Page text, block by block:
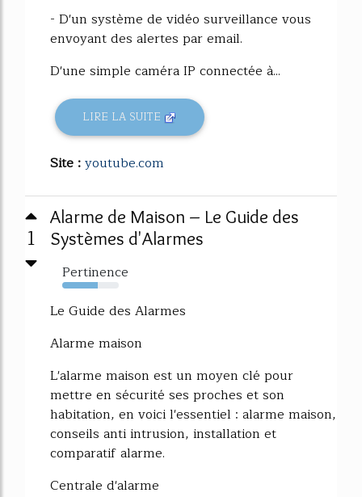
- D'un système de vidéo surveillance vous
envoyant des alertes par email.
D'une simple caméra IP connectée à...
LIRE LA SUITE
Site :youtube.com
1
Alarme de Maison – Le Guide des
Systèmes d'Alarmes
Pertinence
63%
Le Guide des Alarmes
Alarme maison
L'alarme maison est un moyen clé pour
mettre en sécurité ses proches et son
habitation, en voici l'essentiel : alarme maison,
conseils anti intrusion, installation et
comparatif alarme.
Centrale d'alarme